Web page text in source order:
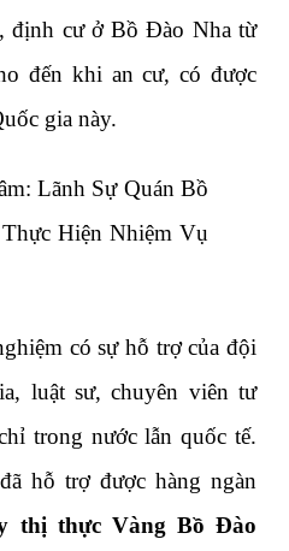
định cư ở Bồ Đào Nha từ
đến khi an cư, có được
gia này.
Lãnh Sự Quán Bồ
Hiện Nhiệm Vụ
có sự hỗ trợ của đội
luật sư, chuyên viên tư
trong nước lẫn quốc tế.
hỗ trợ được hàng ngàn
thị thực Vàng Bồ Đào